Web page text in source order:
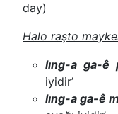
day)
Halo raşto
lıng-a ga-ê
iyidir’
lıng-a ga-ê